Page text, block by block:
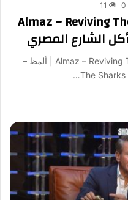
0
11
Almaz – Reviving
Almaz – Reviving The Taste Of Egyptian Street Food | ألمظ –